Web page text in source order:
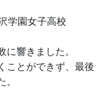
学園女子高校
響きました。
ことができず、最後
。